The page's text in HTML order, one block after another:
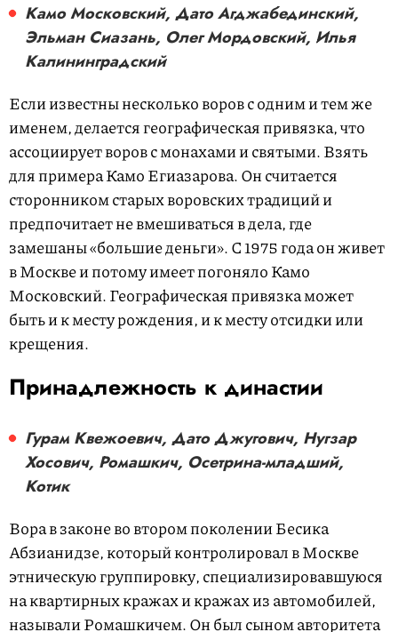
Камо Московский, Дато Агджабединский,
Эльман Сиазань, Олег Мордовский, Илья
Калининградский
Если известны несколько воров с одним и тем же
именем, делается географическая привязка, что
ассоциирует воров с монахами и святыми. Взять
для примера Камо Егиазарова. Он считается
сторонником старых воровских традиций и
предпочитает не вмешиваться в дела, где
замешаны «большие деньги». С 1975 года он живет
в Москве и потому имеет погоняло Камо
Московский. Географическая привязка может
быть и к месту рождения, и к месту отсидки или
крещения.
Принадлежность к династии
Гурам Квежоевич, Дато Джугович, Нугзар
Хосович, Ромашкич, Осетрина-младший,
Котик
Вора в законе во втором поколении Бесика
Абзианидзе, который контролировал в Москве
этническую группировку, специализировавшуюся
на квартирных кражах и кражах из автомобилей,
называли Ромашкичем. Он был сыном авторитета